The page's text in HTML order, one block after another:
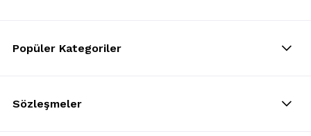
Popüler Kategoriler
Sözleşmeler